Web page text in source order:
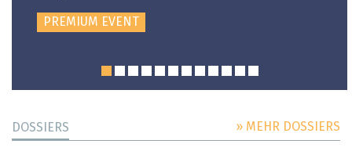
PREMIUM EVENT
DOSSIERS » MEHR DOSSIERS